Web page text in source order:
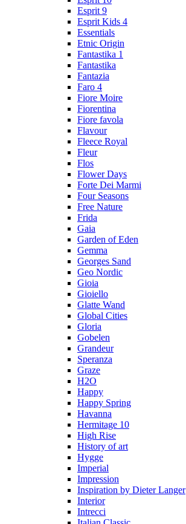
Esprit 9
Esprit Kids 4
Essentials
Etnic Origin
Fantastika 1
Fantastika
Fantazia
Faro 4
Fiore Moire
Fiorentina
Fiore favola
Flavour
Fleece Royal
Fleur
Flos
Flower Days
Forte Dei Marmi
Four Seasons
Free Nature
Frida
Gaia
Garden of Eden
Gemma
Georges Sand
Geo Nordic
Gioia
Gioiello
Glatte Wand
Global Cities
Gloria
Gobelen
Grandeur
Speranza
Graze
H2O
Happy
Happy Spring
Havanna
Hermitage 10
High Rise
History of art
Hygge
Imperial
Impression
Inspiration by Dieter Langer
Interior
Intrecci